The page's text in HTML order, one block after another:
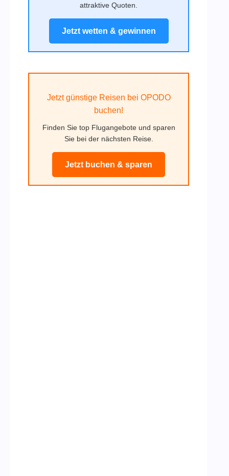
attraktive Quoten.
Jetzt wetten & gewinnen
Jetzt günstige Reisen bei OPODO
buchen!
Finden Sie top Flugangebote und sparen
Sie bei der nächsten Reise.
Jetzt buchen & sparen